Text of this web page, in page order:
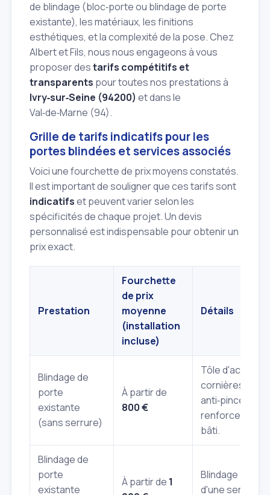
de blindage (bloc‑porte ou blindage de porte
existante), les matériaux, les finitions
esthétiques, et la complexité de la pose. Chez
Albert et Fils, nous nous engageons à vous
proposer destarifs compétitifs et
transparents pour toutes nos prestations à
Ivry‑sur‑Seine (94200) et dans le
Val‑de‑Marne (94).
Grille de tarifs indicatifs pour les
portes blindées et services associés
Voici une fourchette de prix moyens constatés.
Il est important de souligner que ces tarifs sont
indicatifset peuvent varier selon les
spécificités de chaque projet. Un devis
personnalisé est indispensable pour obtenir un
prix exact.
Prestation
Fourchette
de prix
moyenne
(installation
incluse)
Détails
Blindage de
porte
existante
(sans serrure)
À partir de
800 €
Tôle d'acier,
cornières
anti‑pinces,
renforcement
bâti.
Blindage de
porte
existante
À partir de 1
Blindage + pose
d'une serrure